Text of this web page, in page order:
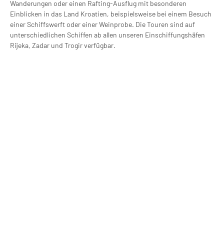
Wanderungen oder einen Rafting-Ausflug mit besonderen
Einblicken in das Land Kroatien, beispielsweise bei einem Besuch
einer Schiffswerft oder einer Weinprobe. Die Touren sind auf
unterschiedlichen Schiffen ab allen unseren Einschiffungshäfen
Rijeka, Zadar und Trogir verfügbar.